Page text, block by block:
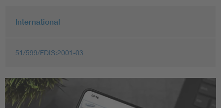
International
51/599/FDIS:2001-03